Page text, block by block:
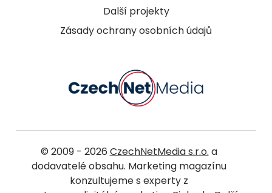
Další projekty
Zásady ochrany osobních údajů
© 2009 - 2026 CzechNetMedia s.r.o. a
dodavatelé obsahu. Marketing magazínu
konzultujeme s experty z